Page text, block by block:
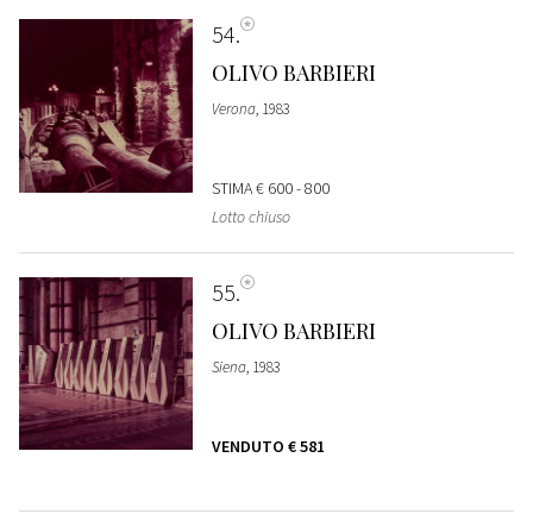
54
OLIVO BARBIERI
Verona, 1983
STIMA€ 600 - 800
Lotto chiuso
55
OLIVO BARBIERI
Siena, 1983
VENDUTO € 581